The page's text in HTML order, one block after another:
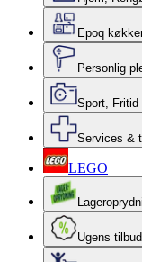
Epoq
Personlig
Sport, Fritid
Services &
LEGO
Ugens